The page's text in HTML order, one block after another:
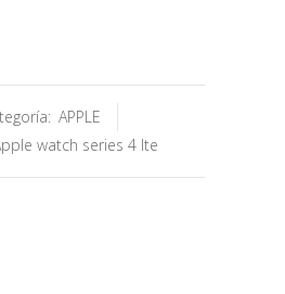
APPLE
watch series 4 lte